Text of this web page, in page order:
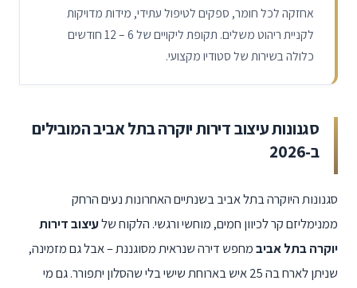
אחזקה לכל חומר, ספקים לטיפול עתידי, מידות מדויקות
לקניית ריהוט משלים. תקופת ליקויים של12 – 6חודשים
כלולה בשירות של סטודיו מקצועי.
סגנונות עיצוב דירות יוקרה בתל אביב המובילים
ב-2026
סגנונות היוקרה בתל אביב בשנתיים האחרונות נעים הרחק
ממנימליזם קר לכיוון חמים, מוחשי ורגשי. הלקוח שלעיצוב דירות
יוקרה בתל אביבמחפש דירה שנראית מסוגננת – אבל גם מזמינה,
שניתן לארח בה 25 איש בארוחת שישי בלי שהסלון יתפורר. גם מי